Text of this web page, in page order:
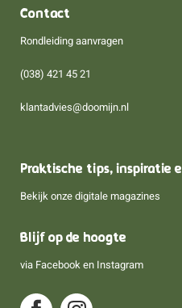
Contact
Rondleiding aanvragen
(038) 421 45 21
klantadvies@doomijn.nl
Praktische tips, inspiratie
Bekijk onze digitale magazines
Blijf op de hoogte
via Facebook en Instagram